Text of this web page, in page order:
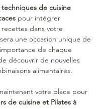
de cuisine
pour intégrer
dans votre
une occasion unique de
de chaque
découvrir de nouvelles
alimentaires.
votre place pour
de cuisine et Pilates à